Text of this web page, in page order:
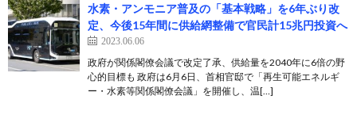
水素・アンモニア普及の「基本戦略」を6年ぶり改
定、今後15年間に供給網整備で官民計15兆円投資へ
2023.06.06
政府が関係閣僚会議で改定了承、供給量を2040年に6倍の野
心的目標も 政府は6月6日、首相官邸で「再生可能エネルギ
ー・水素等関係閣僚会議」を開催し、温[…]